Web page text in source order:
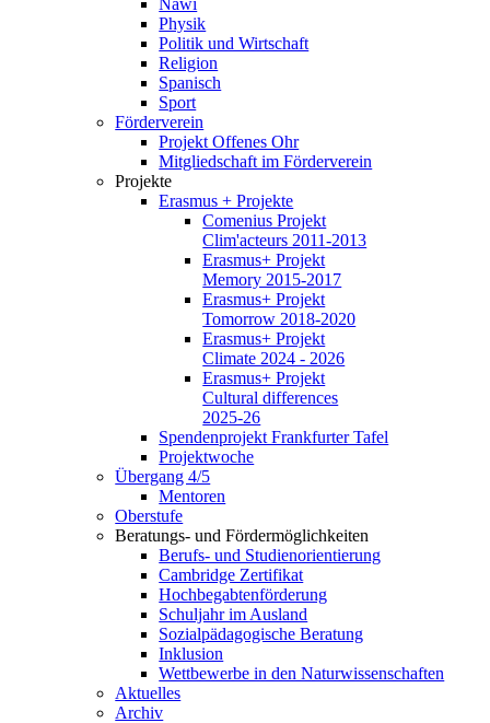
Nawi
Physik
Politik und Wirtschaft
Religion
Spanisch
Sport
Förderverein
Projekt Offenes Ohr
Mitgliedschaft im Förderverein
Projekte
Erasmus + Projekte
Comenius Projekt
Clim'acteurs 2011-2013
Erasmus+ Projekt
Memory 2015-2017
Erasmus+ Projekt
Tomorrow 2018-2020
Erasmus+ Projekt
Climate 2024 - 2026
Erasmus+ Projekt
Cultural differences
2025-26
Spendenprojekt Frankfurter Tafel
Projektwoche
Übergang 4/5
Mentoren
Oberstufe
Beratungs- und Fördermöglichkeiten
Berufs- und Studienorientierung
Cambridge Zertifikat
Hochbegabtenförderung
Schuljahr im Ausland
Sozialpädagogische Beratung
Inklusion
Wettbewerbe in den Naturwissenschaften
Aktuelles
Archiv